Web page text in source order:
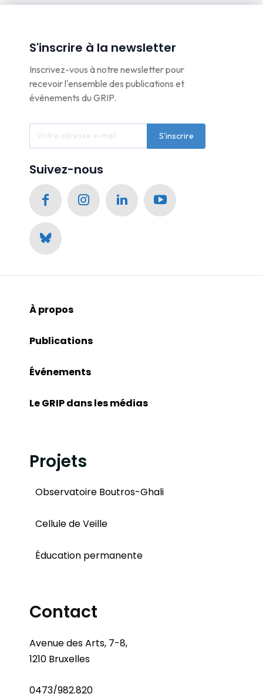
S'inscrire à la newsletter
Inscrivez-vous à notre newsletter pour
recevoir l'ensemble des publications et
événements du GRIP.
S'inscrire
Suivez-nous
À propos
Publications
Événements
Le GRIP dans les médias
Projets
Observatoire Boutros-Ghali
Cellule de Veille
Éducation permanente
Contact
Avenue des Arts, 7-8,
1210 Bruxelles
0473/982.820